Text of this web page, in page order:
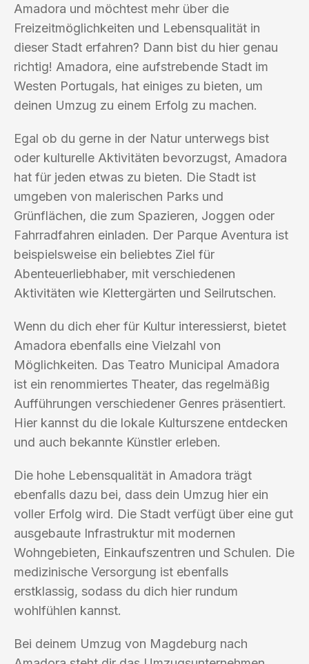
Amadora und möchtest mehr über die
Freizeitmöglichkeiten und Lebensqualität in
dieser Stadt erfahren? Dann bist du hier genau
richtig! Amadora, eine aufstrebende Stadt im
Westen Portugals, hat einiges zu bieten, um
deinen Umzug zu einem Erfolg zu machen.
Egal ob du gerne in der Natur unterwegs bist
oder kulturelle Aktivitäten bevorzugst, Amadora
hat für jeden etwas zu bieten. Die Stadt ist
umgeben von malerischen Parks und
Grünflächen, die zum Spazieren, Joggen oder
Fahrradfahren einladen. Der Parque Aventura ist
beispielsweise ein beliebtes Ziel für
Abenteuerliebhaber, mit verschiedenen
Aktivitäten wie Klettergärten und Seilrutschen.
Wenn du dich eher für Kultur interessierst, bietet
Amadora ebenfalls eine Vielzahl von
Möglichkeiten. Das Teatro Municipal Amadora
ist ein renommiertes Theater, das regelmäßig
Aufführungen verschiedener Genres präsentiert.
Hier kannst du die lokale Kulturszene entdecken
und auch bekannte Künstler erleben.
Die hohe Lebensqualität in Amadora trägt
ebenfalls dazu bei, dass dein Umzug hier ein
voller Erfolg wird. Die Stadt verfügt über eine gut
ausgebaute Infrastruktur mit modernen
Wohngebieten, Einkaufszentren und Schulen. Die
medizinische Versorgung ist ebenfalls
erstklassig, sodass du dich hier rundum
wohlfühlen kannst.
Bei deinem Umzug von Magdeburg nach